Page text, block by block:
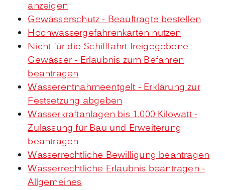
anzeigen
Gewässerschutz - Beauftragte bestellen
Hochwassergefahrenkarten nutzen
Nicht für die Schifffahrt freigegebene
Gewässer - Erlaubnis zum Befahren
beantragen
Wasserentnahmeentgelt - Erklärung zur
Festsetzung abgeben
Wasserkraftanlagen bis 1.000 Kilowatt -
Zulassung für Bau und Erweiterung
beantragen
Wasserrechtliche Bewilligung beantragen
Wasserrechtliche Erlaubnis beantragen -
Allgemeines